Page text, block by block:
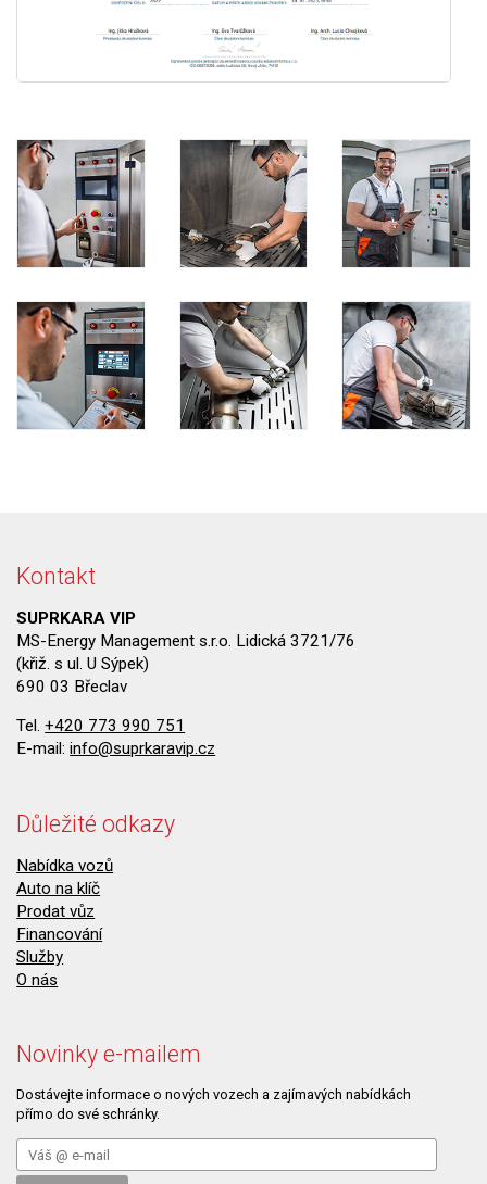
Kontakt
SUPRKARA VIP
MS-Energy Management s.r.o. Lidická 3721/76
(křiž. s ul. U Sýpek)
690 03 Břeclav
Tel.+420 773 990 751
E-mail:info@suprkaravip.cz
Důležité odkazy
Nabídka vozů
Auto na klíč
Prodat vůz
Financování
Služby
O nás
Novinky e-mailem
Dostávejte informace o nových vozech a zajímavých nabídkách
přímo do své schránky.